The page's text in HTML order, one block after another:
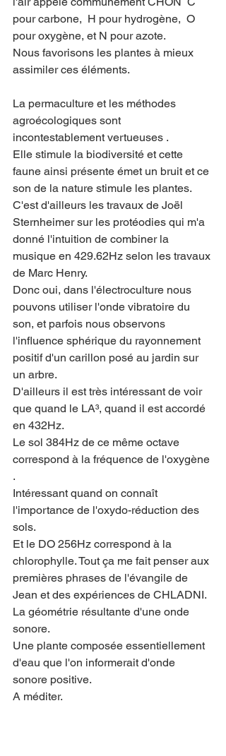
pour carbone,  H pour hydrogène,  O
pour oxygène, et N pour azote.
Nous favorisons les plantes à mieux
assimiler ces éléments.
La permaculture et les méthodes
agroécologiques sont
incontestablement vertueuses .
Elle stimule la biodiversité et cette
faune ainsi présente émet un bruit et ce
son de la nature stimule les plantes.
C'est d'ailleurs les travaux de Joël
Sternheimer sur les protéodies qui m'a
donné l'intuition de combiner la
musique en 429.62Hz selon les travaux
de Marc Henry.
Donc oui, dans l'électroculture nous
pouvons utiliser l'onde vibratoire du
son, et parfois nous observons
l'influence sphérique du rayonnement
positif d'un carillon posé au jardin sur
un arbre.
D'ailleurs il est très intéressant de voir
que quand le LA³, quand il est accordé
en 432Hz.
Le sol 384Hz de ce même octave
correspond à la fréquence de l'oxygène
.
Intéressant quand on connaît
l'importance de l'oxydo-réduction des
sols.
Et le DO 256Hz correspond à la
chlorophylle. Tout ça me fait penser aux
premières phrases de l'évangile de
Jean et des expériences de CHLADNI.
La géométrie résultante d'une onde
sonore.
Une plante composée essentiellement
d'eau que l'on informerait d'onde
sonore positive.
A méditer.